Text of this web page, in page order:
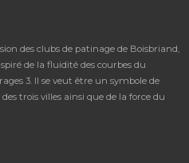
des clubs de patinage de Boisbriand,
de la fluidité des courbes du
3. Il se veut être un symbole de
trois villes ainsi que de la force du